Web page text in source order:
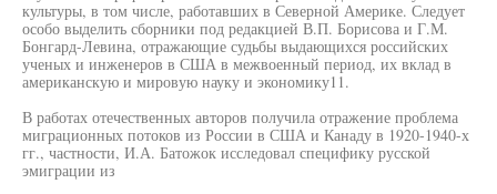
культуры, в том числе, работавших в Северной Америке. Следует
особо выделить сборники под редакцией В.П. Борисова и Г.М.
Бонгард-Левина, отражающие судьбы выдающихся российских
ученых и инженеров в США в межвоенный период, их вклад в
американскую и мировую науку и экономику11.
В работах отечественных авторов получила отражение проблема
миграционных потоков из России в США и Канаду в 1920-1940-х
гг., частности, И.А. Батожок исследовал специфику русской
эмиграции из